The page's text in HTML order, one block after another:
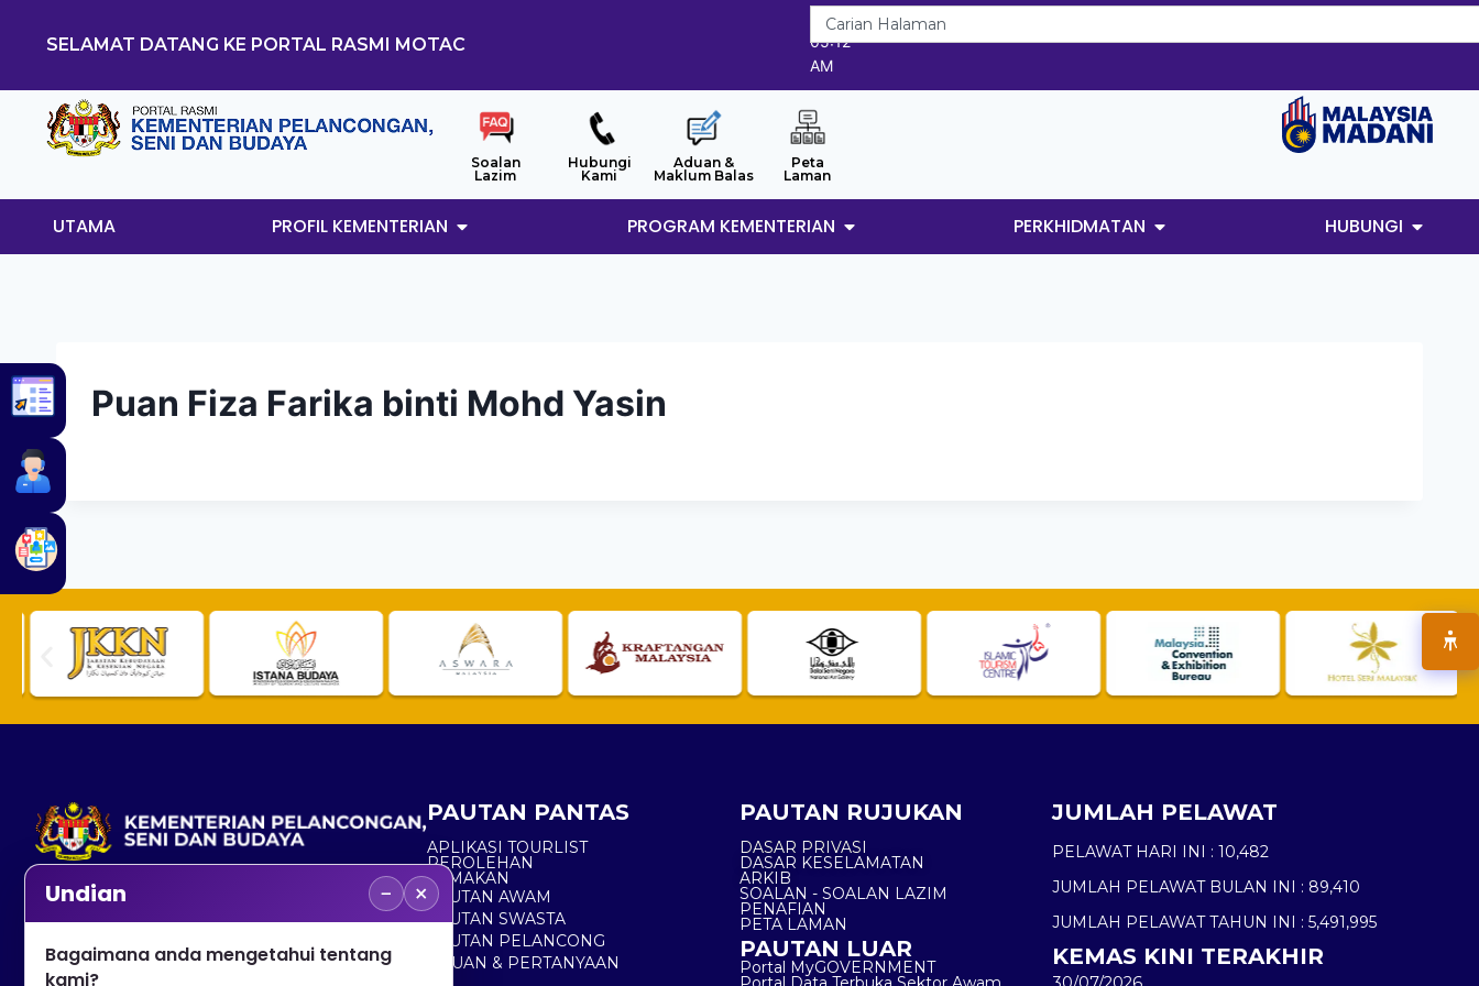
SELAMAT DATANG KE PORTAL RASMI MOTAC
6/8/2026
05:12
AM
Soalan
Lazim
Hubungi
Kami
Aduan &
Maklum Balas
Peta
Laman
UTAMA PROFIL KEMENTERIAN PROGRAM KEMENTERIAN PERKHIDMATAN HUBUNGI
Puan Fiza Farika binti Mohd Yasin
No. 2, Menara 1, Jalan P5/6, Presint 5,
+603 8000 8000
PAUTAN PANTAS
APLIKASI TOURLIST
PEROLEHAN
SEMAKAN
PAUTAN AWAM
PAUTAN SWASTA
PAUTAN PELANCONG
ADUAN & PERTANYAAN
PAUTAN RUJUKAN
DASAR PRIVASI
DASAR KESELAMATAN
ARKIB
SOALAN - SOALAN LAZIM
PENAFIAN
PETA LAMAN
PAUTAN LUAR
Portal MyGOVERNMENT
JUMLAH PELAWAT
PELAWAT HARI INI : 10,482
JUMLAH PELAWAT BULAN INI : 89,410
JUMLAH PELAWAT TAHUN INI : 5,491,995
KEMAS KINI TERAKHIR
Undian − ×
Bagaimana anda mengetahui tentang
kami?